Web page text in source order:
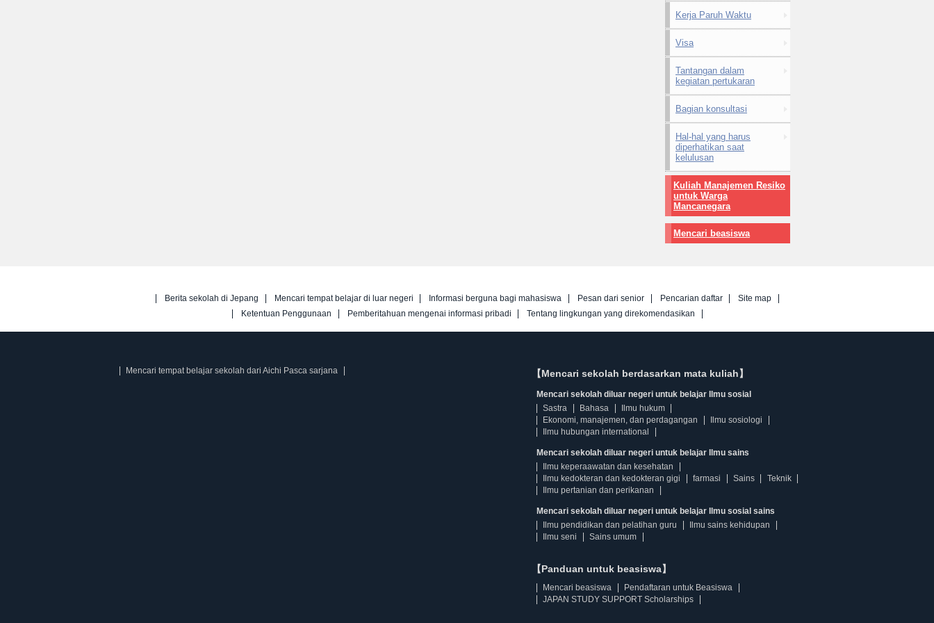
Kerja Paruh Waktu
Visa
Tantangan dalam
kegiatan pertukaran
Bagian konsultasi
Hal-hal yang harus
diperhatikan saat
kelulusan
Kuliah Manajemen Resiko
untuk Warga
Mancanegara
Mencari beasiswa
Berita sekolah di Jepang Mencari tempat belajar di luar negeri Informasi berguna bagi mahasiswa Pesan dari senior Pencarian daftar
Site map
Ketentuan Penggunaan
Pemberitahuan mengenai informasi pribadi Tentang lingkungan yang direkomendasikan
Mencari tempat belajar sekolah dari Aichi Pasca sarjana 【Mencari sekolah berdasarkan mata kuliah】
Mencari sekolah diluar negeri untuk belajar Ilmu sosial
Sastra
Bahasa
Ilmu hukum
Ekonomi, manajemen, dan perdagangan
Ilmu sosiologi
Ilmu hubungan international
Mencari sekolah diluar negeri untuk belajar Ilmu sains
Ilmu keperaawatan dan kesehatan
Ilmu kedokteran dan kedokteran gigi
farmasi Sains
Teknik
Ilmu pertanian dan perikanan
Mencari sekolah diluar negeri untuk belajar Ilmu sosial sains
Ilmu pendidikan dan pelatihan guru
Ilmu sains kehidupan
Ilmu seni
Sains umum
【Panduan untuk beasiswa】
Mencari beasiswa
Pendaftaran untuk Beasiswa
JAPAN STUDY SUPPORT Scholarships